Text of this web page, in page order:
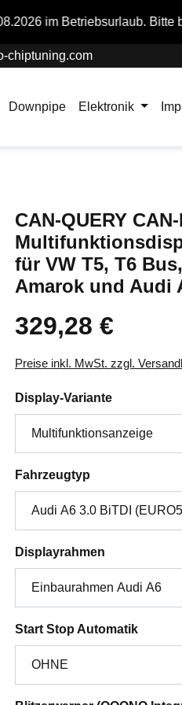
Bitte beachten Sie,
chiptuning.com
Downpipe Elektronik
CAN-QUERY
für VW T5, T6
Amarok und Audi
329,28 €
Preise inkl. MwSt. zzgl.
Display-Varianteauswählen
Fahrzeugtyp
Displayrahmen
Start Stop Automatik